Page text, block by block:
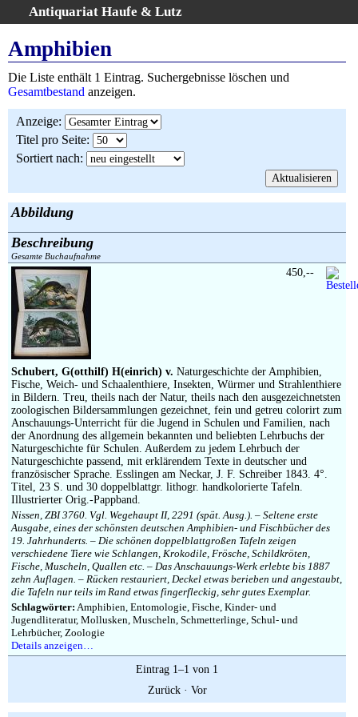
Antiquariat Haufe & Lutz
Home
Gesamtbestand
Kategorien
Schlagwörter
Suchergebnisse
AGB
Widerruf
Über uns
Aktuelle Kataloge
Kontakt
Ankauf
Links
Impressum
Amphibien
Die Liste enthält 1 Eintrag. Suchergebnisse löschen und
Gesamtbestand anzeigen.
Anzeige:
Titel pro Seite:
Sortiert nach:
Abbildung
Beschreibung
Gesamte Buchaufnahme
Schubert, G(otthilf) H(einrich) v. Naturgeschichte der Amphibien,
Fische, Weich- und Schaalenthiere, Insekten, Würmer und Strahlenthiere
in Bildern. Treu, theils nach der Natur, theils nach den ausgezeichnetsten
zoologischen Bildersammlungen gezeichnet, fein und getreu colorirt zum
Anschauungs-Unterricht für die Jugend in Schulen und Familien, nach
der Anordnung des allgemein bekannten und beliebten Lehrbuchs der
Naturgeschichte für Schulen. Außerdem zu jedem Lehrbuch der
Naturgeschichte passend, mit erklärendem Texte in deutscher und
französischer Sprache. Esslingen am Neckar, J. F. Schreiber 1843. 4°.
Titel, 23 S. und 30 doppelblattgr. lithogr. handkolorierte Tafeln.
Illustrierter Orig.-Pappband.
Nissen, ZBI 3760. Vgl. Wegehaupt II, 2291 (spät. Ausg.). – Seltene erste
Ausgabe, eines der schönsten deutschen Amphibien- und Fischbücher des
19. Jahrhunderts. – Die schönen doppelblattgroßen Tafeln zeigen
verschiedene Tiere wie Schlangen, Krokodile, Frösche, Schildkröten,
Fische, Muscheln, Quallen etc. – Das Anschauungs-Werk erlebte bis 1887
zehn Auflagen. – Rücken restauriert, Deckel etwas berieben und angestaubt,
die Tafeln nur teils im Rand etwas fingerfleckig, sehr gutes Exemplar.
Schlagwörter: Amphibien, Entomologie, Fische, Kinder- und
Jugendliteratur, Mollusken, Muscheln, Schmetterlinge, Schul- und
Lehrbücher, Zoologie
Details anzeigen…
450,--
Eintrag 1–1 von 1
Zurück· Vor